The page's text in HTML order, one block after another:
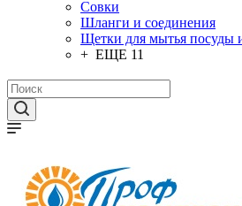
Совки
Шланги и соединения
Щетки для мытья посуды
+ ЕЩЕ 11